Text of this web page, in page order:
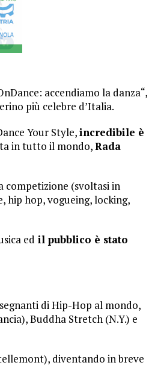
accendiamo la danza“,
più celebre d’Italia.
Your Style,incredibile è
in tutto il mondo,Rada
competizione (svoltasi in
hip hop, vogueing, locking,
ed il pubblico è stato
di Hip-Hop al mondo,
Buddha Stretch (N.Y.) e
diventando in breve